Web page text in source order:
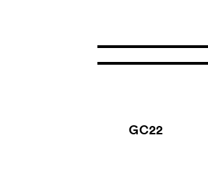
GC22